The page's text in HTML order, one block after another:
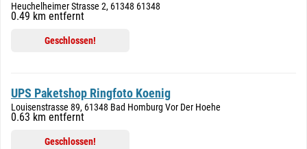
Heuchelheimer Strasse 2, 61348 61348
0.49 km entfernt
Geschlossen!
UPS Paketshop Ringfoto Koenig
Louisenstrasse 89, 61348 Bad Homburg Vor Der Hoehe
0.63 km entfernt
Geschlossen!